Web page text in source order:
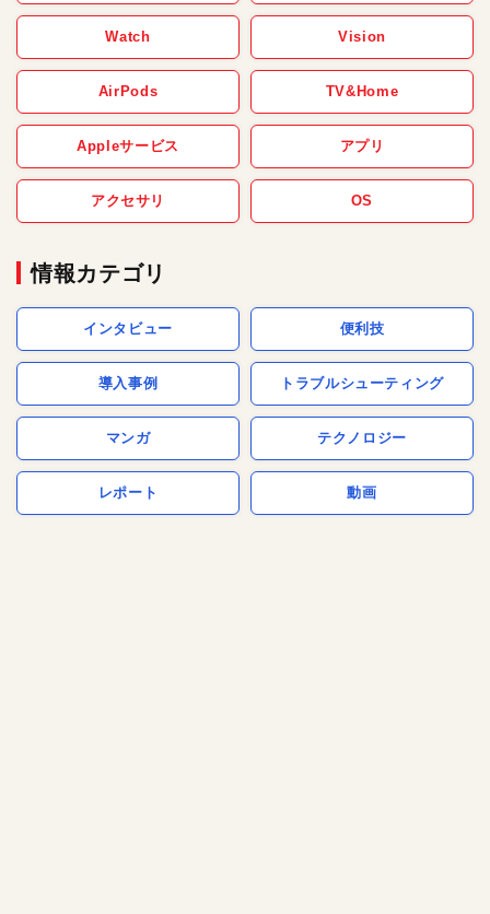
Watch Vision
AirPods TV&Home
Appleサービス アプリ
アクセサリ OS
情報カテゴリ
インタビュー 便利技
導入事例 トラブルシューティング
マンガ テクノロジー
レポート 動画